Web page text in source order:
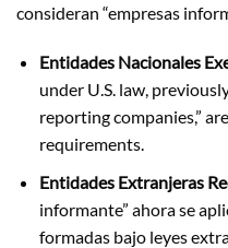
consideran “empresas
Entidades Nacionales
under U.S. law,
reporting companies,”
requirements.
Entidades Extranjeras
informante” ahora se
formadas bajo leyes